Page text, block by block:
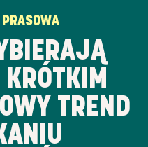
PRASOWA
TREND